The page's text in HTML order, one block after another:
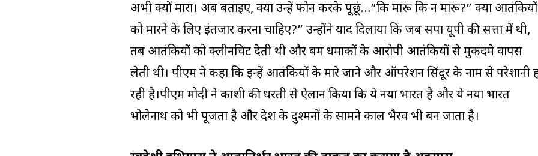
अभी क्यों मारा। अब बताइए, क्या उन्हें फोन करके पूछूं…”कि मारूं कि न मारूं?” क्या आतंकियों
को मारने के लिए इंतजार करना चाहिए?” उन्होंने याद दिलाया कि जब सपा यूपी की सत्ता में थी,
तब आतंकियों को क्लीनचिट देती थी और बम धमाकों के आरोपी आतंकियों से मुकदमे वापस
लेती थी। पीएम ने कहा कि इन्हें आतंकियों के मारे जाने और ऑपरेशन सिंदूर के नाम से परेशानी
रही है।पीएम मोदी ने काशी की धरती से ऐलान किया कि ये नया भारत है और ये नया भारत
भोलेनाथ को भी पूजता है और देश के दुश्मनों के सामने काल भैरव भी बन जाता है।